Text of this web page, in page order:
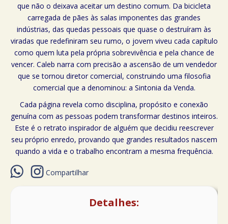
que não o deixava aceitar um destino comum. Da bicicleta
carregada de pães às salas imponentes das grandes
indústrias, das quedas pessoais que quase o destruíram às
viradas que redefiniram seu rumo, o jovem viveu cada capítulo
como quem luta pela própria sobrevivência e pela chance de
vencer. Caleb narra com precisão a ascensão de um vendedor
que se tornou diretor comercial, construindo uma filosofia
comercial que a denominou: a Sintonia da Venda.
Cada página revela como disciplina, propósito e conexão
genuína com as pessoas podem transformar destinos inteiros.
Este é o retrato inspirador de alguém que decidiu reescrever
seu próprio enredo, provando que grandes resultados nascem
quando a vida e o trabalho encontram a mesma frequência.
Compartilhar
Detalhes: